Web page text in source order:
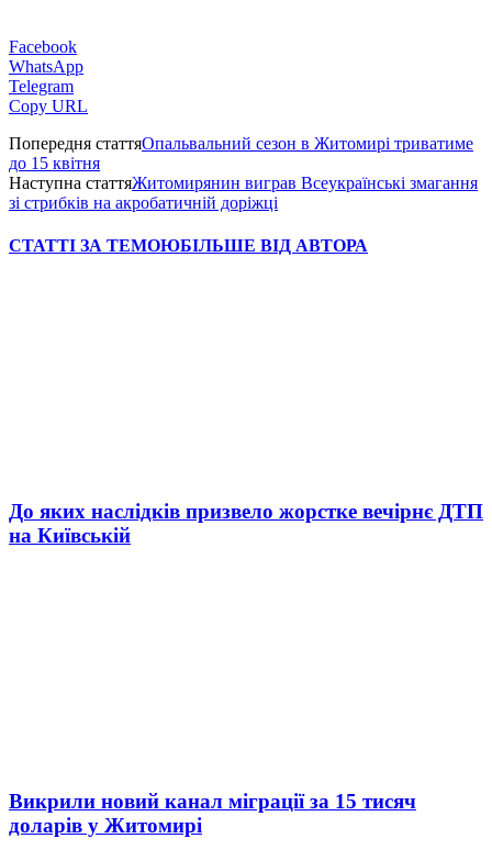
Facebook
WhatsApp
Telegram
Copy URL
Попередня статтяОпальвальний сезон в Житомирі триватиме
до 15 квітня
Наступна статтяЖитомирянин виграв Всеукраїнські змагання
зі стрибків на акробатичній доріжці
СТАТТІ ЗА ТЕМОЮБІЛЬШЕ ВІД АВТОРА
До яких наслідків призвело жорстке вечірнє ДТП
на Київській
Викрили новий канал міграції за 15 тисяч
доларів у Житомирі